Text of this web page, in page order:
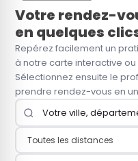
Votre rendez-
en quelques
Repérez facilement un
à notre carte interactive
Sélectionnez ensuite le
prendre rendez-vous en
Arrêt de la vapoteuse
Arrêt des drogues
Autres addictions
Perte de poids